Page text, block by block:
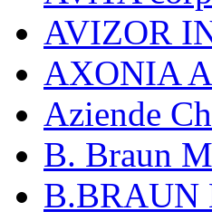
AVIZOR
AXONIA
Aziende
B. Braun